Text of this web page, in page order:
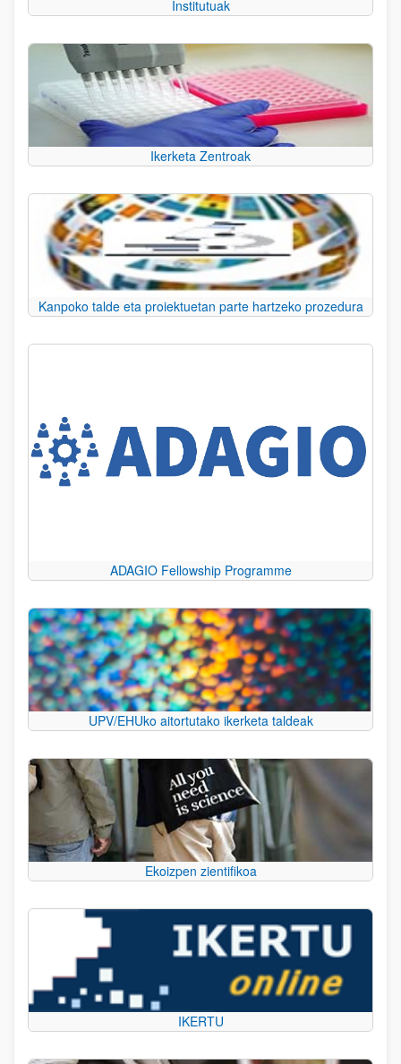
Institutuak
Ikerketa Zentroak
Kanpoko talde eta proiektuetan parte hartzeko prozedura
ADAGIO Fellowship Programme
UPV/EHUko aitortutako ikerketa taldeak
Ekoizpen zientifikoa
IKERTU